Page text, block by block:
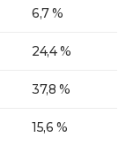
6,7 %
24,4 %
37,8 %
15,6 %